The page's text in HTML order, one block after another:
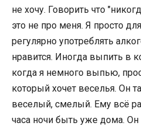
не хочу. Говорить что
это не про меня. Я просто
регулярно употреблять
нравится. Иногда выпить в
когда я немного выпью,
который хочет веселья. Он
веселый, смелый. Ему всё
часа ночи быть уже дома.